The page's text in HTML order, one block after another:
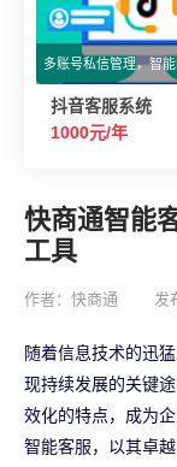
多账号私信管理，智
抖音客服系统
1000元/年
快商通智能
工具
作者：快商通 发
随着信息技术的迅
现持续发展的关键
效化的特点，成为
智能客服，以其卓